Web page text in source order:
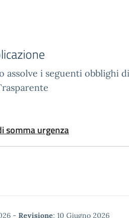
assolve i seguenti obblighi
somma urgenza
- Revisione: 10 Giugno 2026